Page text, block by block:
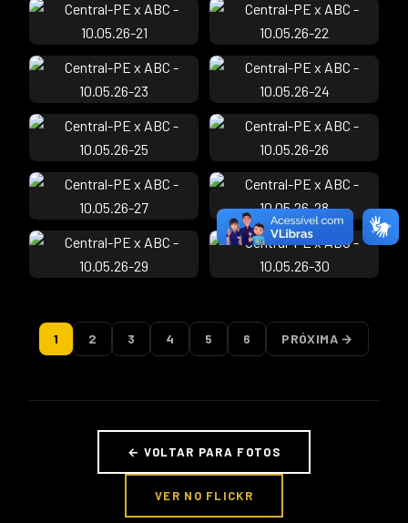
1 2 3 4 5 6 PRÓXIMA →
← VOLTAR PARA FOTOS
VER NO FLICKR